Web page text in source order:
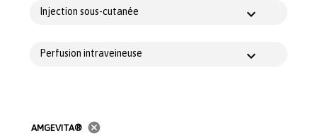
Injection sous-cutanée
Perfusion intraveineuse
AMGEVITA® cancel